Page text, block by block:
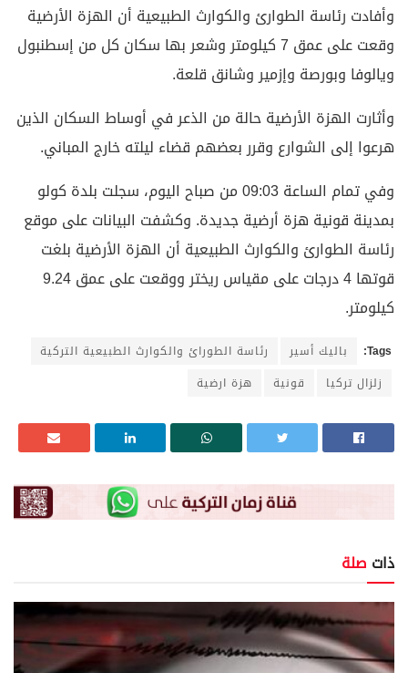
وأفادت رئاسة الطوارئ والكوارث الطبيعية أن الهزة الأرضية
وقعت على عمق 7 كيلومتر وشعر بها سكان كل من إسطنبول
ويالوفا وبورصة وإزمير وشانق قلعة.
وأثارت الهزة الأرضية حالة من الذعر في أوساط السكان الذين
هرعوا إلى الشوارع وقرر بعضهم قضاء ليلته خارج المباني.
وفي تمام الساعة 09:03 من صباح اليوم، سجلت بلدة كولو
بمدينة قونية هزة أرضية جديدة. وكشفت البيانات على موقع
رئاسة الطوارئ والكوارث الطبيعية أن الهزة الأرضية بلغت
قوتها 4 درجات على مقياس ريختر ووقعت على عمق 9.24
كيلومتر.
Tags: باليك أسير
رئاسة الطورائ والكوارث الطبيعية التركية
زلزال تركيا
قونية هزة ارضية
ذات صلة